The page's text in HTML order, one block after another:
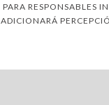
PARA RESPONSABLES
ADICIONARÁ